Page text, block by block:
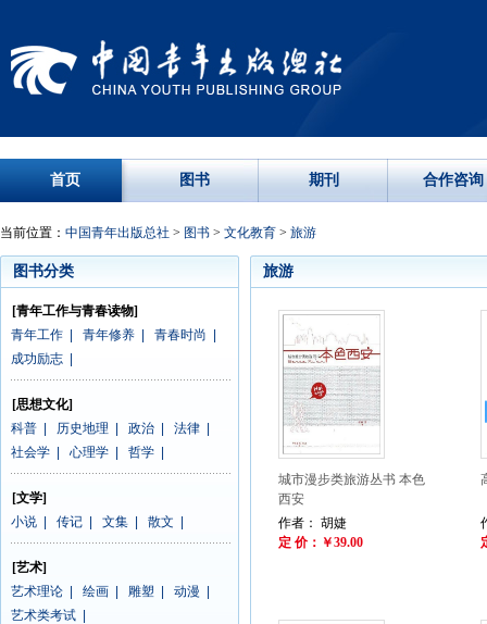
首页 图书 期刊 合作咨询
当前位置： 中国青年出版总社 > 图书 > 文化教育 > 旅游
图书分类
[青年工作与青春读物]
青年工作
青年修养 青春时尚
成功励志
[思想文化]
科普
历史地理 政治 法律
社会学
心理学 哲学
[文学]
小说
传记 文集 散文
[艺术]
艺术理论
绘画 雕塑 动漫
艺术类考试
旅游
城市漫步类旅游丛书 本色
西安
作者： 胡婕
定 价：￥39.00